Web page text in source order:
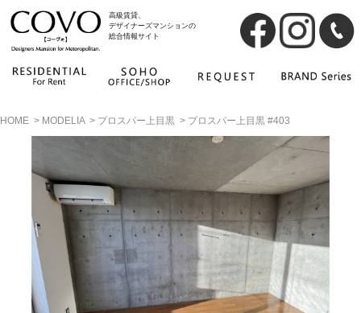
高級賃貸、
デザイナーズマンションの
総合情報サイト
HOME > MODELIA > プロスパー上目黒 > プロスパー上目黒 #403